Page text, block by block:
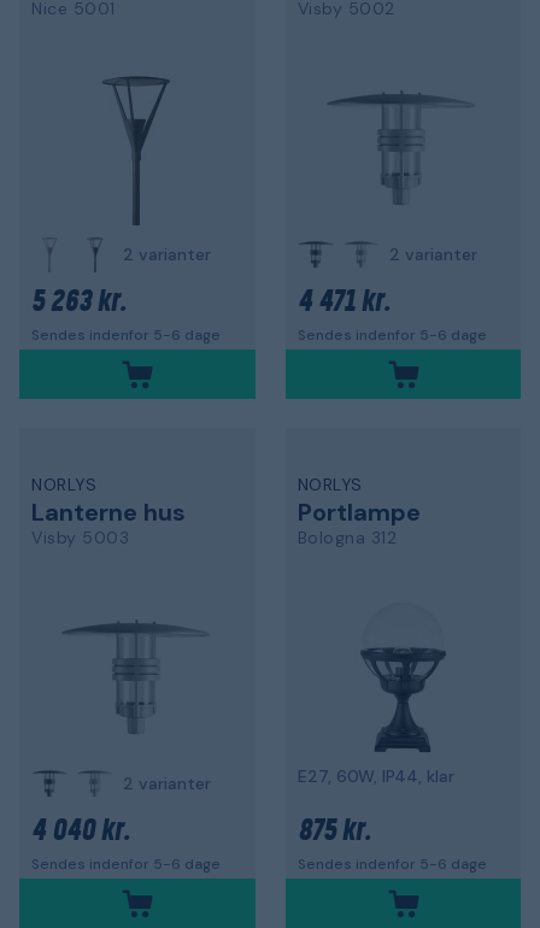
Nice 5001
2 varianter
5 263 kr.
Sendes indenfor 5-6 dage
Visby 5002
2 varianter
4 471 kr.
Sendes indenfor 5-6 dage
NORLYS
Lanterne hus
Visby 5003
2 varianter
4 040 kr.
Sendes indenfor 5-6 dage
NORLYS
Portlampe
Bologna 312
E27, 60W, IP44, klar
875 kr.
Sendes indenfor 5-6 dage